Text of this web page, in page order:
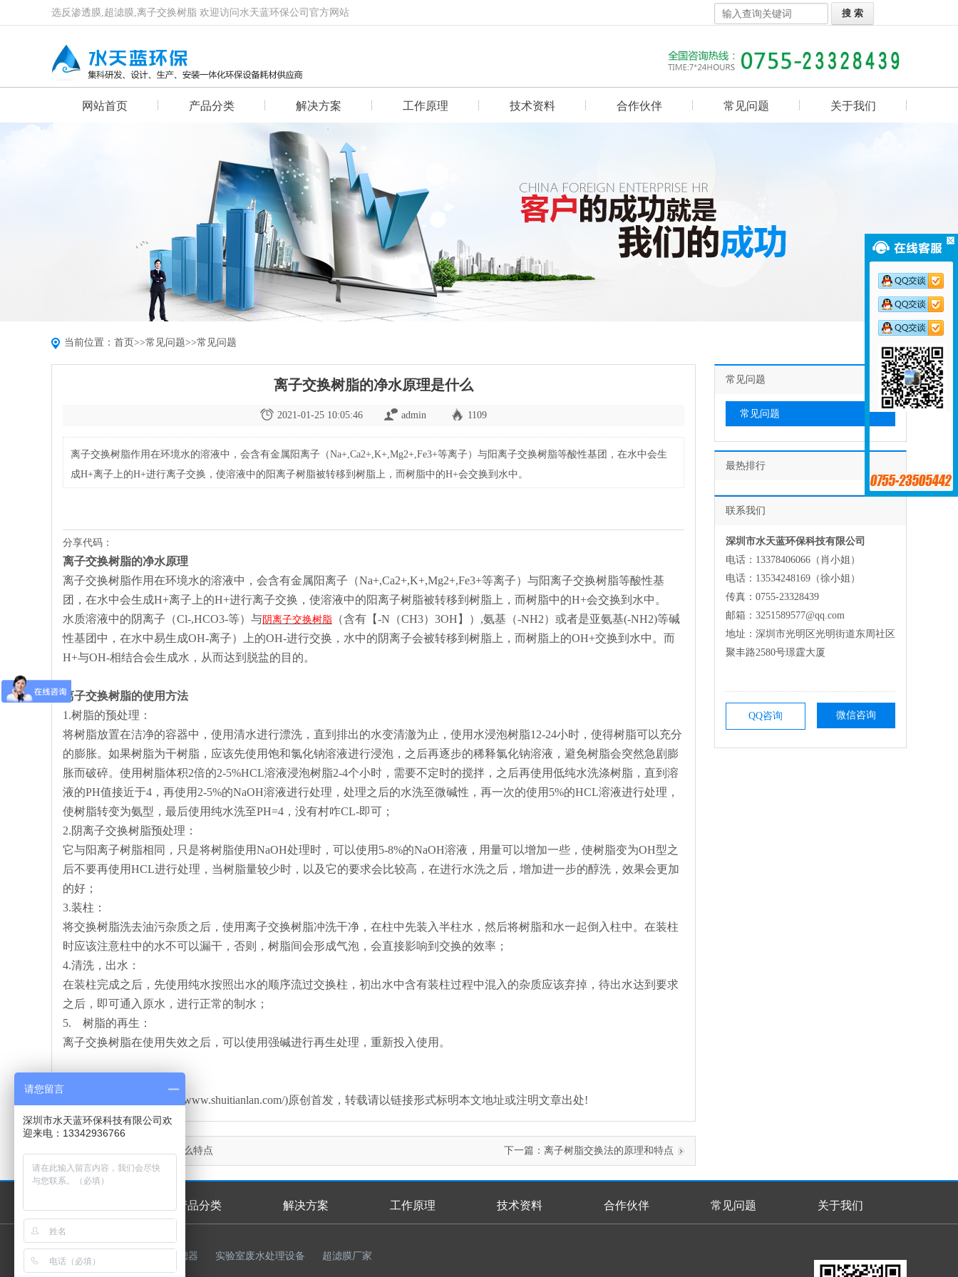
选反渗透膜,超滤膜,离子交换树脂 欢迎访问水天蓝环保公司官方网站
网站首页 产品分类 解决方案 工作原理 技术资料 合作伙伴 常见问题 关于我们
当前位置： 首页>>常见问题>>常见问题
离子交换树脂的净水原理是什么
2021-01-25 10:05:46 admin 1109
离子交换树脂作用在环境水的溶液中，会含有金属阳离子（Na+,Ca2+,K+,Mg2+,Fe3+等离子）与阳离子交换树脂等酸性基团，在水中会生
成H+离子上的H+进行离子交换，使溶液中的阳离子树脂被转移到树脂上，而树脂中的H+会交换到水中。
分享代码：
离子交换树脂的净水原理
离子交换树脂作用在环境水的溶液中，会含有金属阳离子（Na+,Ca2+,K+,Mg2+,Fe3+等离子）与阳离子交换树脂等酸性基
团，在水中会生成H+离子上的H+进行离子交换，使溶液中的阳离子树脂被转移到树脂上，而树脂中的H+会交换到水中。
水质溶液中的阴离子（Cl-,HCO3-等）与 阴离子交换树脂 （含有【-N（CH3）3OH】）,氨基（-NH2）或者是亚氨基(-NH2)等碱
性基团中，在水中易生成OH-离子）上的OH-进行交换，水中的阴离子会被转移到树脂上，而树脂上的OH+交换到水中。而
H+与OH-相结合会生成水，从而达到脱盐的目的。
离子交换树脂的使用方法
1.树脂的预处理：
将树脂放置在洁净的容器中，使用清水进行漂洗，直到排出的水变清澈为止，使用水浸泡树脂12-24小时，使得树脂可以充分
的膨胀。如果树脂为干树脂，应该先使用饱和氯化钠溶液进行浸泡，之后再逐步的稀释氯化钠溶液，避免树脂会突然急剧膨
胀而破碎。使用树脂体积2倍的2-5%HCL溶液浸泡树脂2-4个小时，需要不定时的搅拌，之后再使用低纯水洗涤树脂，直到溶
液的PH值接近于4，再使用2-5%的NaOH溶液进行处理，处理之后的水洗至微碱性，再一次的使用5%的HCL溶液进行处理，
使树脂转变为氨型，最后使用纯水洗至PH=4，没有村咋CL-即可；
2.阴离子交换树脂预处理：
它与阳离子树脂相同，只是将树脂使用NaOH处理时，可以使用5-8%的NaOH溶液，用量可以增加一些，使树脂变为OH型之
后不要再使用HCL进行处理，当树脂量较少时，以及它的要求会比较高，在进行水洗之后，增加进一步的醇洗，效果会更加
的好；
3.装柱：
将交换树脂洗去油污杂质之后，使用离子交换树脂冲洗干净，在柱中先装入半柱水，然后将树脂和水一起倒入柱中。在装柱
时应该注意柱中的水不可以漏干，否则，树脂间会形成气泡，会直接影响到交换的效率；
4.清洗，出水：
在装柱完成之后，先使用纯水按照出水的顺序流过交换柱，初出水中含有装柱过程中混入的杂质应该弃掉，待出水达到要求
之后，即可通入原水，进行正常的制水；
5. 树脂的再生：
离子交换树脂在使用失效之后，可以使用强碱进行再生处理，重新投入使用。
本文由水天蓝环保(http://www.shuitianlan.com/)原创首发，转载请以链接形式标明本文地址或注明文章出处!
陶氏树脂具有什么特点 下一篇： 离子树脂交换法的原理和特点
常见问题
常见问题
最热排行
联系我们
深圳市水天蓝环保科技有限公司
电话：13378406066（肖小姐）
电话：13534248169（徐小姐）
传真：0755-23328439
邮箱：3251589577@qq.com
地址：深圳市光明区光明街道东周社区
聚丰路2580号璟霆大厦
QQ咨询 微信咨询
产品分类 解决方案 工作原理 技术资料 合作伙伴 常见问题 关于我们
首页幻灯
友情链接： 过滤器 实验室废水处理设备 超滤膜厂家
请您留言
深圳市水天蓝环保科技有限公司欢
迎来电：13342936766